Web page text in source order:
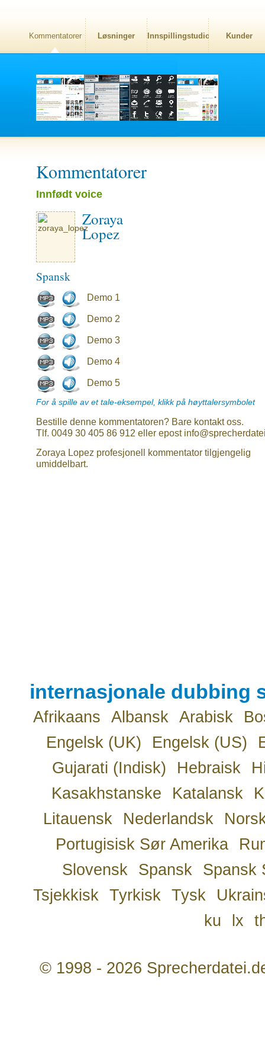
Kommentatorer Løsninger Innspillingstudio Kunder
Kommentatorer
Innfødt voice
Zoraya
Lopez
Spansk
Demo 1
Demo 2
Demo 3
Demo 4
Demo 5
For å spille av et tale-eksempel, klikk på høyttalersymbolet
Bestille denne kommentatoren? Bare kontakt oss.
Tlf. 0049 30 405 86 912 eller epost
Zoraya Lopez profesjonell kommentator tilgjengelig
umiddelbart.
internasjonale dubbing
Afrikaans Albansk Arabisk
Engelsk (UK)
Engelsk (US)
Gujarati (Indisk)
Hebraisk
Kasakhstanske
Katalansk
Litauensk
Nederlandsk
Portugisisk Sør Amerika
Slovensk
Spansk
Spansk
Tsjekkisk
Tyrkisk Tysk
ku
lx
© 1998 - 2026